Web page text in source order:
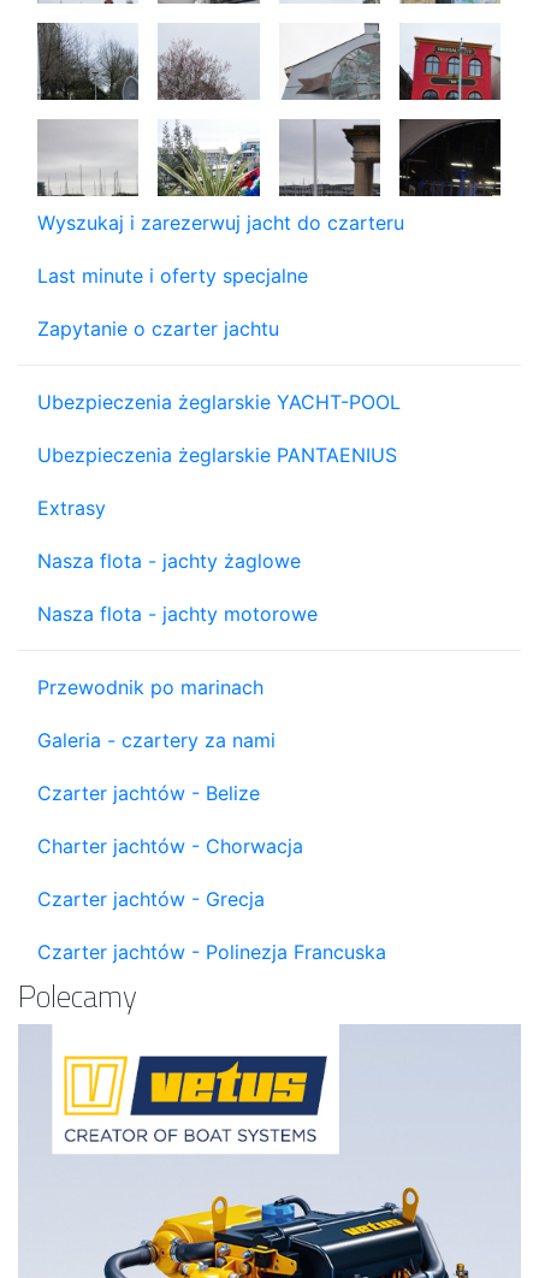
Wyszukaj i zarezerwuj jacht do czarteru
Last minute i oferty specjalne
Zapytanie o czarter jachtu
Ubezpieczenia żeglarskie YACHT-POOL
Ubezpieczenia żeglarskie PANTAENIUS
Extrasy
Nasza flota - jachty żaglowe
Nasza flota - jachty motorowe
Przewodnik po marinach
Galeria - czartery za nami
Czarter jachtów - Belize
Charter jachtów - Chorwacja
Czarter jachtów - Grecja
Czarter jachtów - Polinezja Francuska
Polecamy